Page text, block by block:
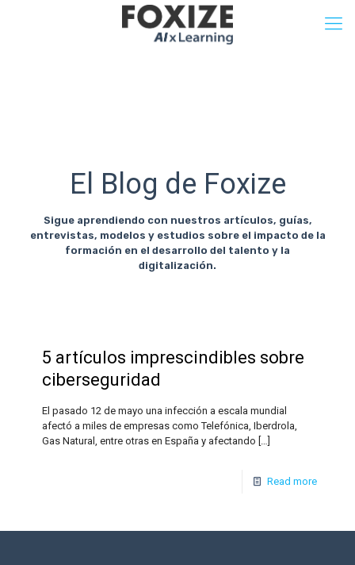
El Blog de Foxize
Sigue aprendiendo con nuestros artículos, guías,
entrevistas, modelos y estudios sobre el impacto de la
formación en el desarrollo del talento y la
digitalización.
5 artículos imprescindibles sobre
ciberseguridad
El pasado 12 de mayo una infección a escala mundial
afectó a miles de empresas como Telefónica, Iberdrola,
Gas Natural, entre otras en España y afectando […]
Read more